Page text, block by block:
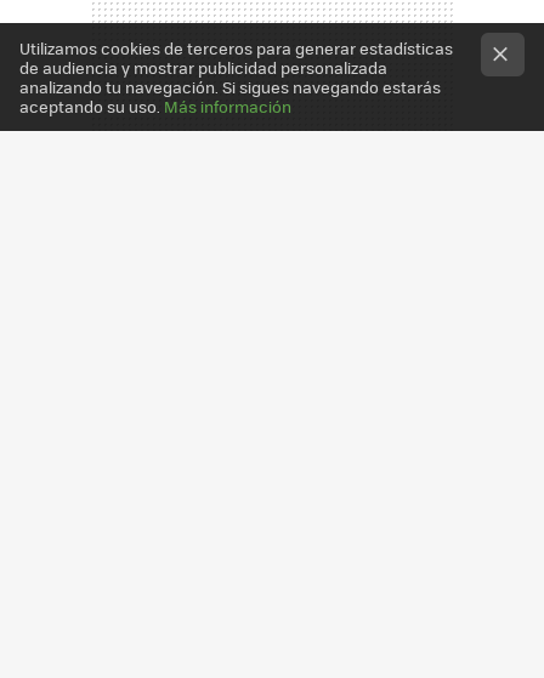
Utilizamos cookies de terceros para generar estadísticas
de audiencia y mostrar publicidad personalizada
analizando tu navegación. Si sigues navegando estarás
aceptando su uso. Más información